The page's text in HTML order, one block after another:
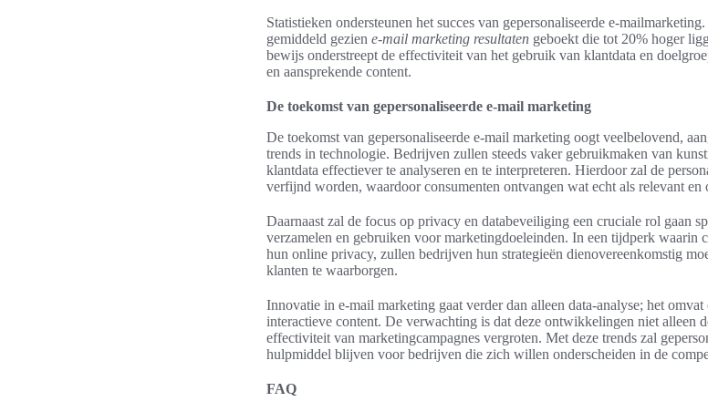
Statistieken ondersteunen het succes van gepersonaliseerde e-
gemiddeld gezien e-mail marketing resultaten geboekt die tot 20% hoger
bewijs onderstreept de effectiviteit van het gebruik van klantdata en
en aansprekende content.
De toekomst van gepersonaliseerde e-mail marketing
De toekomst van gepersonaliseerde e-mail marketing oogt veelbelovend,
trends in technologie. Bedrijven zullen steeds vaker gebruikmaken van
klantdata effectiever te analyseren en te interpreteren. Hierdoor zal de
verfijnd worden, waardoor consumenten ontvangen wat echt als relevant en
Daarnaast zal de focus op privacy en databeveiliging een cruciale rol gaan
verzamelen en gebruiken voor marketingdoeleinden. In een tijdperk waarin
hun online privacy, zullen bedrijven hun strategieën dienovereenkomstig
klanten te waarborgen.
Innovatie in e-mail marketing gaat verder dan alleen data-analyse; het omvat
interactieve content. De verwachting is dat deze ontwikkelingen niet alleen
effectiviteit van marketingcampagnes vergroten. Met deze trends zal
hulpmiddel blijven voor bedrijven die zich willen onderscheiden in de
FAQ